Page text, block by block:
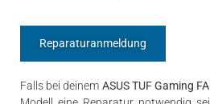
Reparaturanmeldung
Falls bei deinem ASUS TUF Gaming